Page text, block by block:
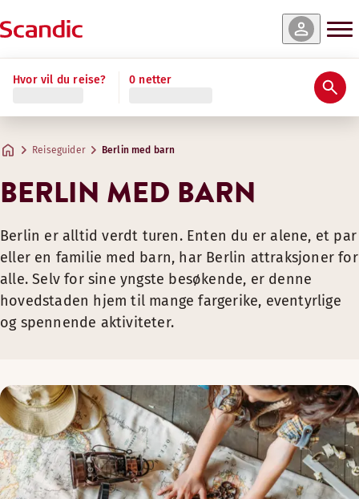
Hvor vil du reise? 0 netter
Reiseguider Berlin med barn
BERLIN MED BARN
Berlin er alltid verdt turen. Enten du er alene, et par
eller en familie med barn, har Berlin attraksjoner for
alle. Selv for sine yngste besøkende, er denne
hovedstaden hjem til mange fargerike, eventyrlige
og spennende aktiviteter.